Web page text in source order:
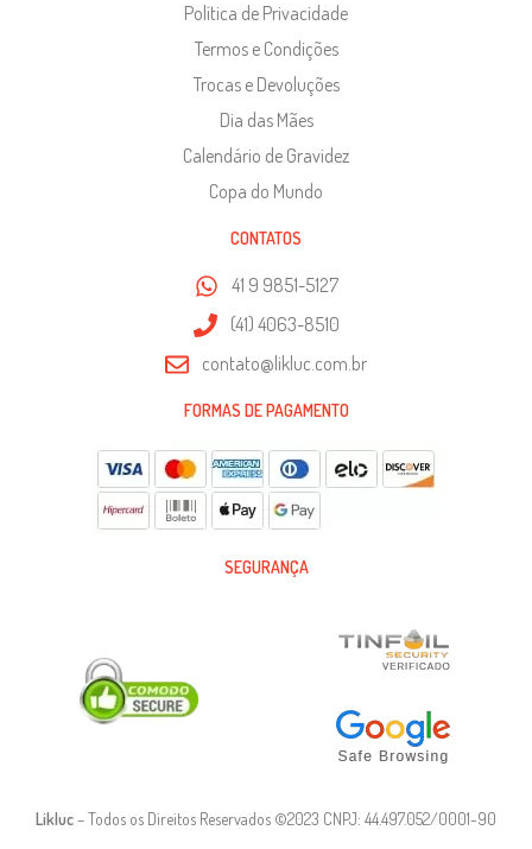
Política de Privacidade
Termos e Condições
Trocas e Devoluções
Dia das Mães
Calendário de Gravidez
Copa do Mundo
CONTATOS
41 9 9851-5127
(41) 4063-8510
contato@likluc.com.br
FORMAS DE PAGAMENTO
SEGURANÇA
Likluc– Todos os Direitos Reservados ©2023 CNPJ: 44.497.052/0001-90